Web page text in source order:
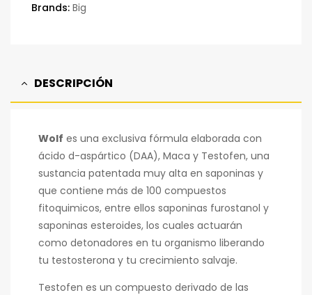
Brands: Big
DESCRIPCIÓN
Wolf es una exclusiva fórmula elaborada con
ácido d-aspártico (DAA), Maca y Testofen, una
sustancia patentada muy alta en saponinas y
que contiene más de 100 compuestos
fitoquimicos, entre ellos saponinas furostanol y
saponinas esteroides, los cuales actuarán
como detonadores en tu organismo liberando
tu testosterona y tu crecimiento salvaje.
Testofen es un compuesto derivado de las